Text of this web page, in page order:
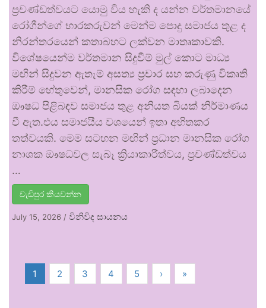
ප්‍රචණ්ඩත්වයට යොමු විය හැකි ද යන්න වර්තමානයේ
රෝගීන්ගේ භාරකරුවන් මෙන්ම පොදු සමාජය තුළ ද
නිරන්තරයෙන් කතාබහට ලක්වන මාතෘකාවකි.
විශේෂයෙන්ම වර්තමාන සිදුවීම් මුල් කොට මාධ්‍ය
මඟින් සිදුවන ඇතැම් අසත්‍ය ප්‍රචාර සහ කරුණු විකෘති
කිරීම් හේතුවෙන්, මානසික රෝග සඳහා ලබාදෙන
ඖෂධ පිළිබඳව සමාජය තුළ අනියත බියක් නිර්මාණය
වී ඇත.එය සමාජයීය වශයෙන් ඉතා අහිතකර
තත්වයකි. මෙම සටහන මඟින් ප්‍රධාන මානසික රෝග
නාශක ඖෂධවල සැබෑ ක්‍රියාකාරීත්වය, ප්‍රචණ්ඩත්වය
…
වැඩිපුර කියවන්න
July 15, 2026 / විනිවිද සායනය
1 2 3 4 5 › »